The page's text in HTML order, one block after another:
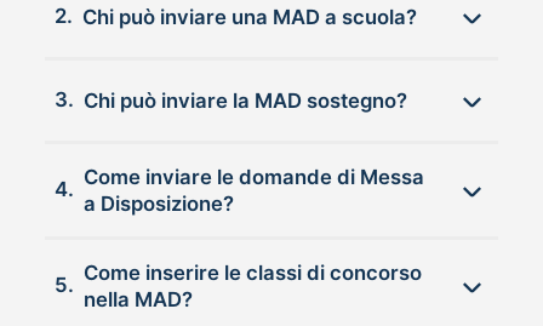
2. Chi può inviare una MAD a scuola?
3. Chi può inviare la MAD sostegno?
4.
Come inviare le domande di Messa
a Disposizione?
5.
Come inserire le classi di concorso
nella MAD?